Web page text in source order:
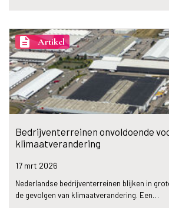
description Artikel
Bedrijventerreinen onvoldoende
klimaatverandering
17 mrt 2026
Nederlandse bedrijventerreinen blijken in
de gevolgen van klimaatverandering. Een…